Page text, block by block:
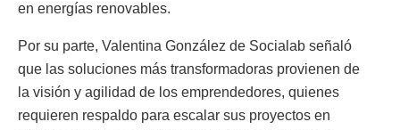
en energías renovables.
Por su parte, Valentina González de Socialab señaló
que las soluciones más transformadoras provienen de
la visión y agilidad de los emprendedores, quienes
requieren respaldo para escalar sus proyectos en